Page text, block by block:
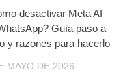
desactivar Meta AI
Guía paso a
y razones para hacerlo
MAYO DE 2026